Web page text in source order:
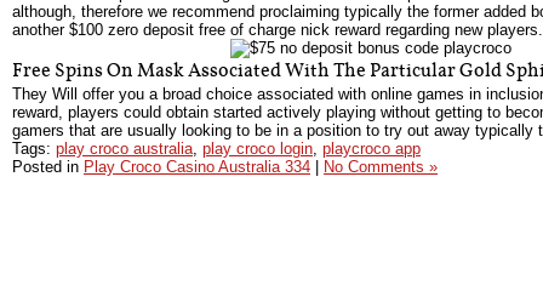
although, therefore we recommend proclaiming typically the former added
another $100 zero deposit free of charge nick reward regarding new players.
Free Spins On Mask Associated With The Particular Gold
They Will offer you a broad choice associated with online games in
reward, players could obtain started actively playing without getting to
gamers that are usually looking to be in a position to try out away
Tags: play croco australia, play croco login, playcroco app
Posted in Play Croco Casino Australia 334 No Comments »